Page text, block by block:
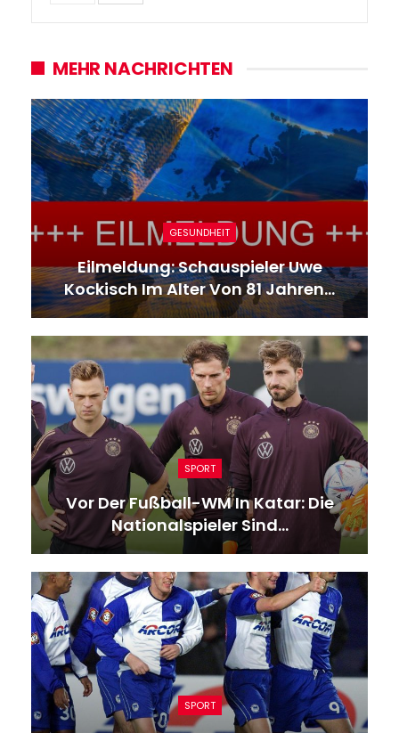
MEHR NACHRICHTEN
GESUNDHEIT
Eilmeldung: Schauspieler Uwe
Kockisch Im Alter Von 81 Jahren…
SPORT
Vor Der Fußball-WM In Katar: Die
Nationalspieler Sind…
SPORT